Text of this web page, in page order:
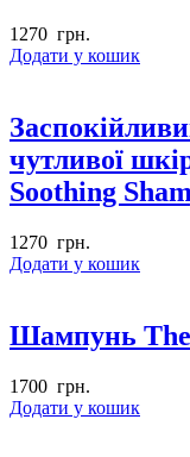
1270 грн.
Додати у кошик
чутливої
Soothing
1270 грн.
Додати у кошик
Шампунь
1700 грн.
Додати у кошик